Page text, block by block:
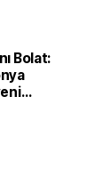
Bolat: